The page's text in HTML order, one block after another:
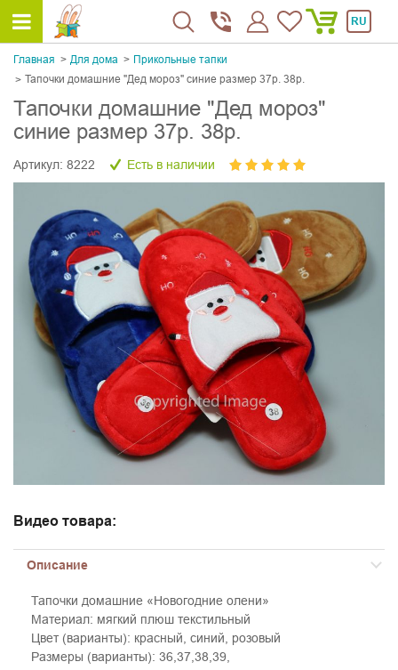
RU
Главная Для дома
Прикольные тапки
Тапочки домашние "Дед мороз" синие размер 37р. 38р.
Тапочки домашние "Дед мороз"
синие размер 37р. 38р.
Артикул: 8222 Есть в наличии
Видео товара:
Описание
Тапочки домашние «Новогодние олени»
Материал: мягкий плюш текстильный
Цвет (варианты): красный, синий, розовый
Размеры (варианты): 36,37,38,39,